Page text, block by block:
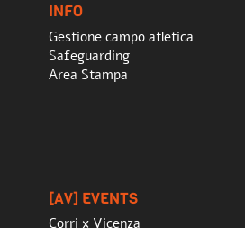
INFO
Gestione campo atletica
Safeguarding
Area Stampa
[AV] EVENTS
Corri x Vicenza